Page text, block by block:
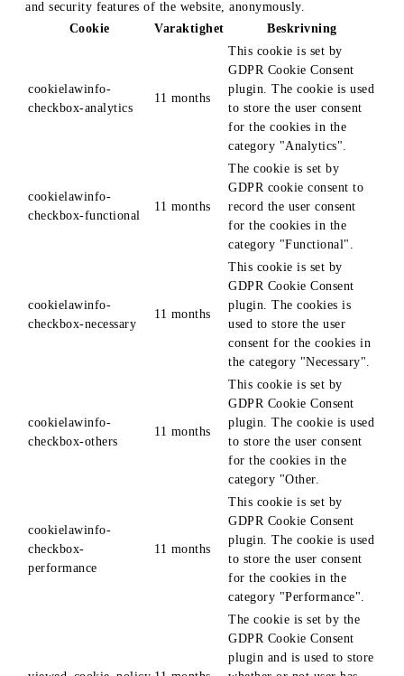
and security features of the website, anonymously.
Cookie
Varaktighet Beskrivning
cookielawinfo-
checkbox-analytics
11 months
This cookie is set by
GDPR Cookie Consent
plugin. The cookie is used
to store the user consent
for the cookies in the
category "Analytics".
cookielawinfo-
checkbox-functional
11 months
The cookie is set by
GDPR cookie consent to
record the user consent
for the cookies in the
category "Functional".
cookielawinfo-
checkbox-necessary
11 months
This cookie is set by
GDPR Cookie Consent
plugin. The cookies is
used to store the user
consent for the cookies in
the category "Necessary".
cookielawinfo-
checkbox-others
11 months
This cookie is set by
GDPR Cookie Consent
plugin. The cookie is used
to store the user consent
for the cookies in the
category "Other.
cookielawinfo-
checkbox-
performance
11 months
This cookie is set by
GDPR Cookie Consent
plugin. The cookie is used
to store the user consent
for the cookies in the
category "Performance".
The cookie is set by the
GDPR Cookie Consent
plugin and is used to store